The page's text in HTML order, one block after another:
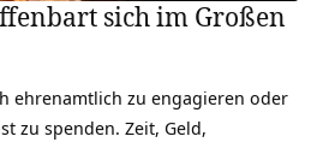
sich im Großen
ehrenamtlich zu engagieren oder
zu spenden. Zeit, Geld,